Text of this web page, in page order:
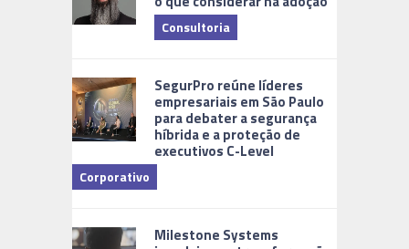
Consultoria
SegurPro reúne líderes
empresariais em São Paulo
para debater a segurança
híbrida e a proteção de
executivos C-Level
Corporativo
Milestone Systems